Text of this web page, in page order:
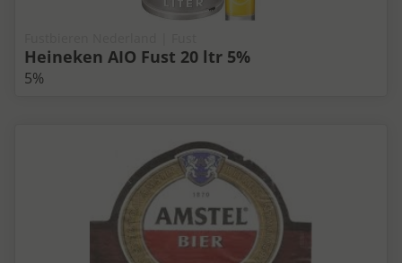
Heineken AIO Fust 20 ltr 5%
5%